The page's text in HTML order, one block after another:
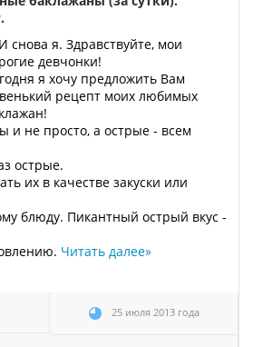
снова я. Здравствуйте, мои
девчонки!
я хочу предложить Вам
рецепт моих любимых
и не просто, а острые - всем
острые.
их в качестве закуски или
блюду. Пикантный острый вкус -
Читать далее»
25 июля 2013 года